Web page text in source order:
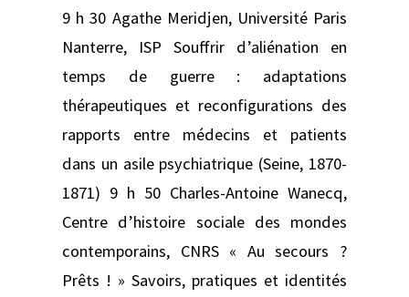
9 h 30 Agathe Meridjen, Université Paris
Nanterre, ISP Souffrir d’aliénation en
temps de guerre : adaptations
thérapeutiques et reconfigurations des
rapports entre médecins et patients
dans un asile psychiatrique (Seine, 1870-
1871) 9 h 50 Charles-Antoine Wanecq,
Centre d’histoire sociale des mondes
contemporains, CNRS « Au secours ?
Prêts ! » Savoirs, pratiques et identités